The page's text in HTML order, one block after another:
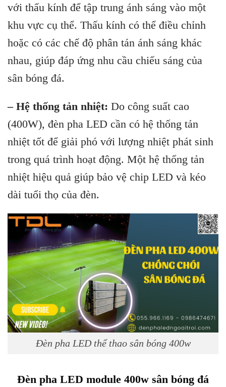
với thấu kính để tập trung ánh sáng vào một
khu vực cụ thể. Thấu kính có thể điều chỉnh
hoặc có các chế độ phân tán ánh sáng khác
nhau, giúp đáp ứng nhu cầu chiếu sáng của
sân bóng đá.
– Hệ thống tản nhiệt: Do công suất cao
(400W), đèn pha LED cần có hệ thống tản
nhiệt tốt để giải phó với lượng nhiệt phát sinh
trong quá trình hoạt động. Một hệ thống tản
nhiệt hiệu quả giúp bảo vệ chip LED và kéo
dài tuổi thọ của đèn.
Đèn pha LED thể thao sân bóng 400w
Đèn pha LED module 400w sân bóng đá